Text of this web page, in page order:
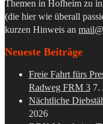
Themen in Hofheim zu
(die hier wie überall
kurzen Hinweis an
Neueste Beiträge
Freie Fahrt fürs
Radweg FRM 3 7.
Nächtliche
2026